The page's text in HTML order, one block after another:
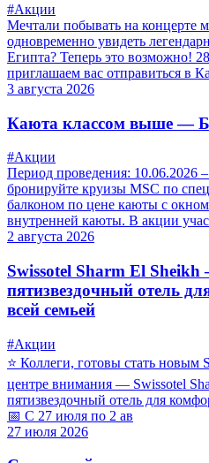
#Акции
Мечтали побывать на концерте
одновременно увидеть
Египта? Теперь это возможно!
приглашаем вас отправиться в
3 августа 2026
Каюта классом выше —
#Акции
Период проведения: 10.06.2026
бронируйте круизы MSC по
балконом по цене каюты с
внутренней каюты. В акции учас
2 августа 2026
Swissotel Sharm El
пятизвездочный отель
всей семьей
#Акции
⭐ Коллеги, готовы стать новым
центре внимания — Swissotel
пятизвездочный отель для
📅 С 27 июля по 2 ав
27 июля 2026